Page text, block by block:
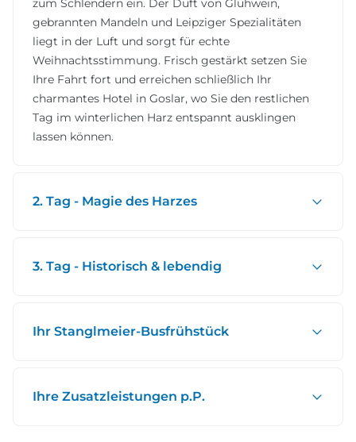
zum Schlendern ein. Der Duft von Glühwein,
gebrannten Mandeln und Leipziger Spezialitäten
liegt in der Luft und sorgt für echte
Weihnachtsstimmung. Frisch gestärkt setzen Sie
Ihre Fahrt fort und erreichen schließlich Ihr
charmantes Hotel in Goslar, wo Sie den restlichen
Tag im winterlichen Harz entspannt ausklingen
lassen können.
2. Tag - Magie des Harzes
3. Tag - Historisch & lebendig
Ihr Stanglmeier-Busfrühstück
Ihre Zusatzleistungen p.P.